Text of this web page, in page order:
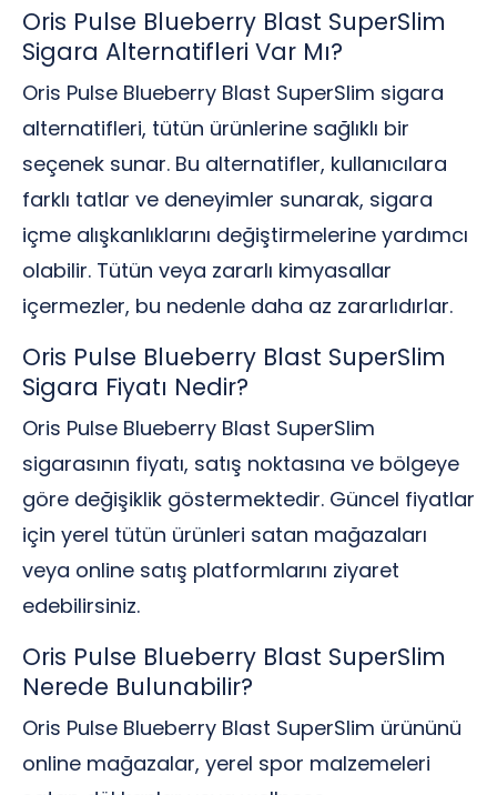
Oris Pulse Blueberry Blast SuperSlim
Sigara Alternatifleri Var Mı?
Oris Pulse Blueberry Blast SuperSlim sigara
alternatifleri, tütün ürünlerine sağlıklı bir
seçenek sunar. Bu alternatifler, kullanıcılara
farklı tatlar ve deneyimler sunarak, sigara
içme alışkanlıklarını değiştirmelerine yardımcı
olabilir. Tütün veya zararlı kimyasallar
içermezler, bu nedenle daha az zararlıdırlar.
Oris Pulse Blueberry Blast SuperSlim
Sigara Fiyatı Nedir?
Oris Pulse Blueberry Blast SuperSlim
sigarasının fiyatı, satış noktasına ve bölgeye
göre değişiklik göstermektedir. Güncel fiyatlar
için yerel tütün ürünleri satan mağazaları
veya online satış platformlarını ziyaret
edebilirsiniz.
Oris Pulse Blueberry Blast SuperSlim
Nerede Bulunabilir?
Oris Pulse Blueberry Blast SuperSlim ürününü
online mağazalar, yerel spor malzemeleri